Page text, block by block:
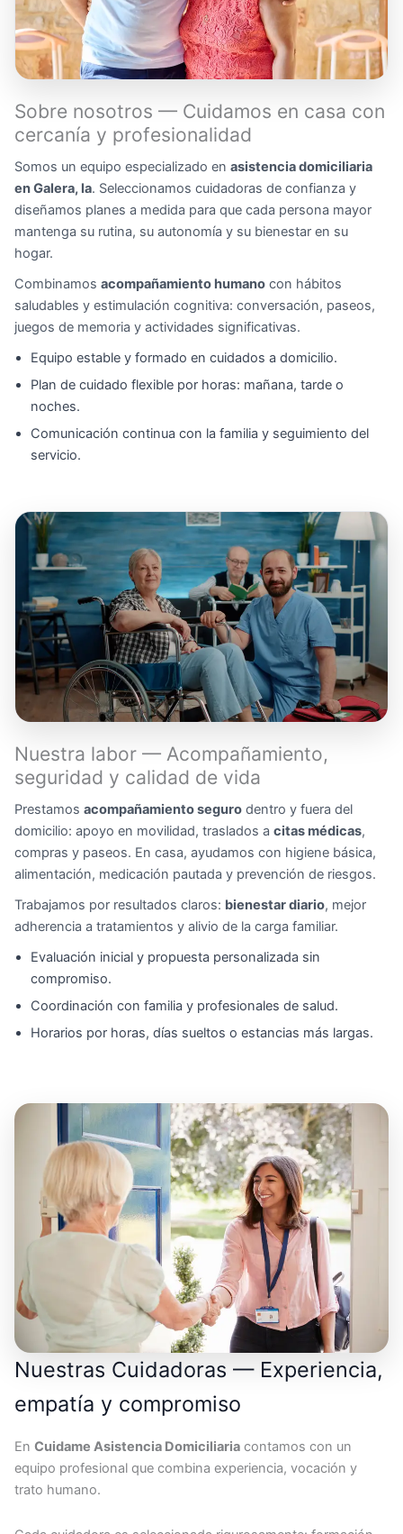
Sobre nosotros — Cuidamos en casa con
cercanía y profesionalidad
Somos un equipo especializado en asistencia domiciliaria
en Galera, la. Seleccionamos cuidadoras de confianza y
diseñamos planes a medida para que cada persona mayor
mantenga su rutina, su autonomía y su bienestar en su
hogar.
Combinamos acompañamiento humano con hábitos
saludables y estimulación cognitiva: conversación, paseos,
juegos de memoria y actividades significativas.
Equipo estable y formado en cuidados a domicilio.
Plan de cuidado flexible por horas: mañana, tarde o
noches.
Comunicación continua con la familia y seguimiento del
servicio.
Nuestra labor — Acompañamiento,
seguridad y calidad de vida
Prestamos acompañamiento seguro dentro y fuera del
domicilio: apoyo en movilidad, traslados a citas médicas,
compras y paseos. En casa, ayudamos con higiene básica,
alimentación, medicación pautada y prevención de riesgos.
Trabajamos por resultados claros: bienestar diario, mejor
adherencia a tratamientos y alivio de la carga familiar.
Evaluación inicial y propuesta personalizada sin
compromiso.
Coordinación con familia y profesionales de salud.
Horarios por horas, días sueltos o estancias más largas.
Nuestras Cuidadoras — Experiencia,
empatía y compromiso
En Cuidame Asistencia Domiciliaria contamos con un
equipo profesional que combina experiencia, vocación y
trato humano.